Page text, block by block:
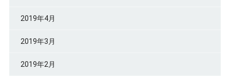
2019年4月
2019年3月
2019年2月